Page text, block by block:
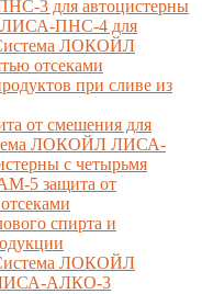
3 для автоцистерны
ПНС-4 для
ЛОКОЙЛ
отсеками
при сливе из
от смешения для
ЛОКОЙЛ ЛИСА-
с четырьмя
5 защита от
спирта и
ЛОКОЙЛ
АЛКО-3